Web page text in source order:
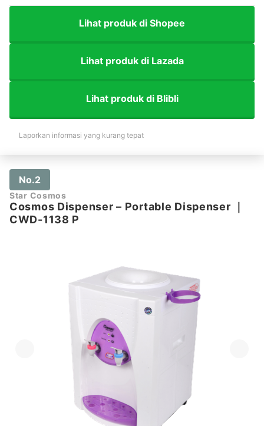
Lihat produk di Shopee
Lihat produk di Lazada
Lihat produk di Blibli
Laporkan informasi yang kurang tepat
No.2
Star Cosmos
Cosmos Dispenser – Portable Dispenser ｜
CWD-1138 P